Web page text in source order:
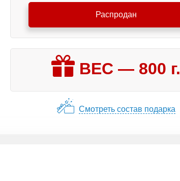
Распродан
ВЕС — 800 г.
Смотреть состав подарка